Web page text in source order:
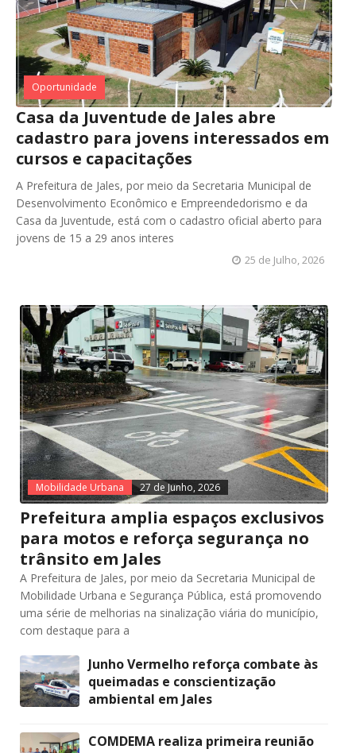
Oportunidade
Casa da Juventude de Jales abre
cadastro para jovens interessados em
cursos e capacitações
A Prefeitura de Jales, por meio da Secretaria Municipal de
Desenvolvimento Econômico e Empreendedorismo e da
Casa da Juventude, está com o cadastro oficial aberto para
jovens de 15 a 29 anos interes
25 de Julho, 2026
Mobilidade Urbana 27 de Junho, 2026
Prefeitura amplia espaços exclusivos
para motos e reforça segurança no
trânsito em Jales
A Prefeitura de Jales, por meio da Secretaria Municipal de
Mobilidade Urbana e Segurança Pública, está promovendo
uma série de melhorias na sinalização viária do município,
com destaque para a
Junho Vermelho reforça combate às
queimadas e conscientização
ambiental em Jales
COMDEMA realiza primeira reunião